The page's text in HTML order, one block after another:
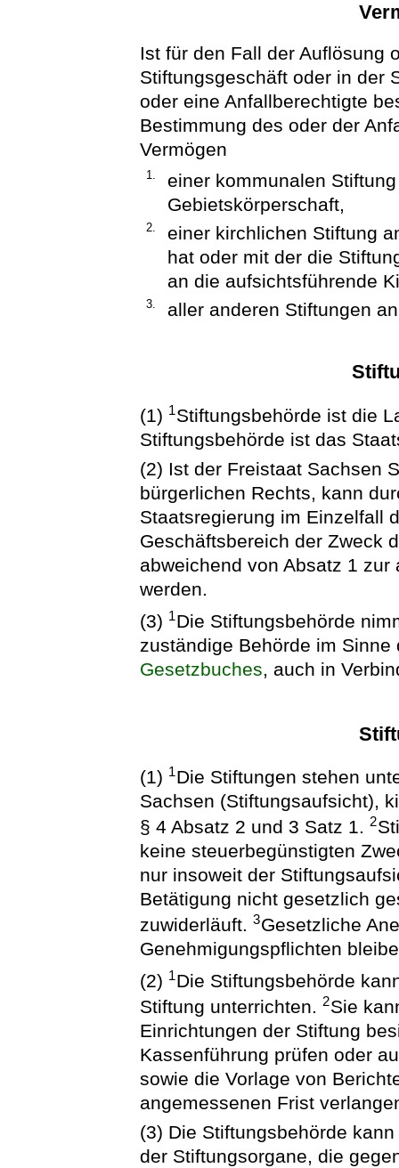
Ist für den Fall der Auflösung
Stiftungsgeschäft oder in der
oder eine Anfallberechtigte
Bestimmung des oder der
Vermögen
1.
einer kommunalen
Gebietskörperschaft,
2.
einer kirchlichen Stiftung
hat oder mit der die
an die aufsichtsführende
3. aller anderen Stiftungen
(1) 1Stiftungsbehörde ist die
Stiftungsbehörde ist das
(2) Ist der Freistaat Sachsen
bürgerlichen Rechts, kann
Staatsregierung im Einzelfall
Geschäftsbereich der Zweck
abweichend von Absatz 1
werden.
(3) 1Die Stiftungsbehörde
zuständige Behörde im
Gesetzbuches , auch in
(1) 1Die Stiftungen stehen
Sachsen (Stiftungsaufsicht),
§ 4 Absatz 2 und 3 Satz 1.2
keine steuerbegünstigten
nur insoweit der
Betätigung nicht gesetzlich
zuwiderläuft.3Gesetzliche
Genehmigungspflichten
(2) 1Die Stiftungsbehörde
Stiftung unterrichten.2Sie
Einrichtungen der Stiftung
Kassenführung prüfen oder
sowie die Vorlage von
angemessenen Frist
(3) Die Stiftungsbehörde
der Stiftungsorgane, die